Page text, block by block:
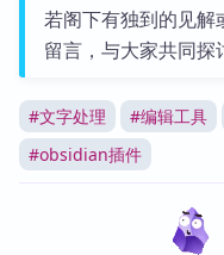
若阁下有独到的见解
留言，与大家共同探
#文字处理 #编辑工具
#obsidian插件